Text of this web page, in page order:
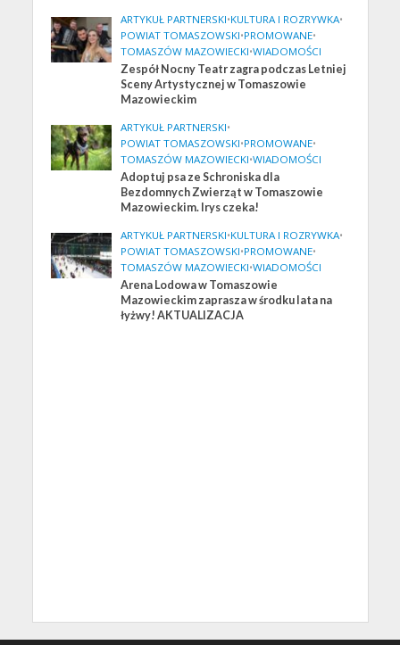
ARTYKUŁ PARTNERSKI•KULTURA I ROZRYWKA•
POWIAT TOMASZOWSKI•PROMOWANE•
TOMASZÓW MAZOWIECKI•WIADOMOŚCI
Zespół Nocny Teatr zagra podczas Letniej
Sceny Artystycznej w Tomaszowie
Mazowieckim
ARTYKUŁ PARTNERSKI•
POWIAT TOMASZOWSKI•PROMOWANE•
TOMASZÓW MAZOWIECKI•WIADOMOŚCI
Adoptuj psa ze Schroniska dla
Bezdomnych Zwierząt w Tomaszowie
Mazowieckim. Irys czeka!
ARTYKUŁ PARTNERSKI•KULTURA I ROZRYWKA•
POWIAT TOMASZOWSKI•PROMOWANE•
TOMASZÓW MAZOWIECKI•WIADOMOŚCI
Arena Lodowa w Tomaszowie
Mazowieckim zaprasza w środku lata na
łyżwy! AKTUALIZACJA